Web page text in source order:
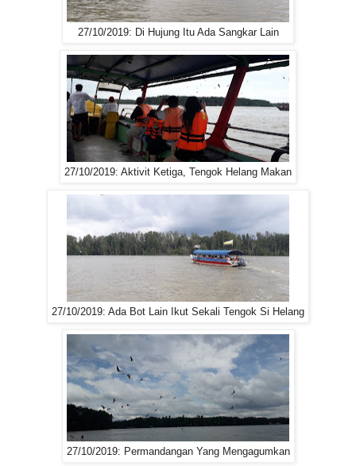
27/10/2019: Di Hujung Itu Ada Sangkar Lain
27/10/2019: Aktivit Ketiga, Tengok Helang Makan
27/10/2019: Ada Bot Lain Ikut Sekali Tengok Si Helang
27/10/2019: Permandangan Yang Mengagumkan